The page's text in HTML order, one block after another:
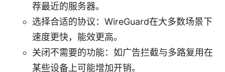
荐最近的服务器。
选择合适的协议：WireGuard在大多数场景下
速度更快，能效更高。
关闭不需要的功能：如广告拦截与多路复用在
某些设备上可能增加开销。